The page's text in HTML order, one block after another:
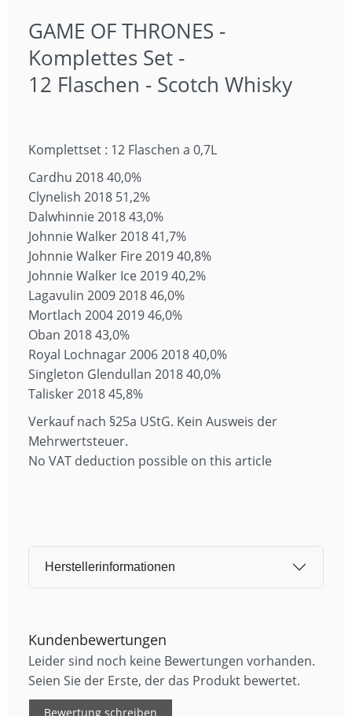
GAME OF THRONES -
Komplettes Set -
12 Flaschen - Scotch Whisky
Komplettset : 12 Flaschen a 0,7L
Cardhu 2018 40,0%
Clynelish 2018 51,2%
Dalwhinnie 2018 43,0%
Johnnie Walker 2018 41,7%
Johnnie Walker Fire 2019 40,8%
Johnnie Walker Ice 2019 40,2%
Lagavulin 2009 2018 46,0%
Mortlach 2004 2019 46,0%
Oban 2018 43,0%
Royal Lochnagar 2006 2018 40,0%
Singleton Glendullan 2018 40,0%
Talisker 2018 45,8%
Verkauf nach §25a UStG. Kein Ausweis der
Mehrwertsteuer.
No VAT deduction possible on this article
Herstellerinformationen
Kundenbewertungen
Leider sind noch keine Bewertungen vorhanden.
Seien Sie der Erste, der das Produkt bewertet.
Bewertung schreiben